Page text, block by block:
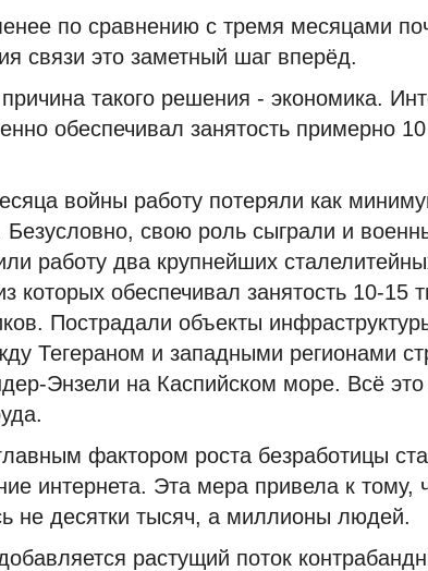
по сравнению с тремя месяцами
связи это заметный шаг вперёд.
такого решения - экономика.
обеспечивал занятость примерно
войны работу потеряли как
Безусловно, свою роль сыграли и
работу два крупнейших
которых обеспечивал занятость 10-15
Пострадали объекты
Тегераном и западными регионами
Энзели на Каспийском море. Всё это
фактором роста безработицы
интернета. Эта мера привела к тому,
не десятки тысяч, а миллионы людей.
растущий поток